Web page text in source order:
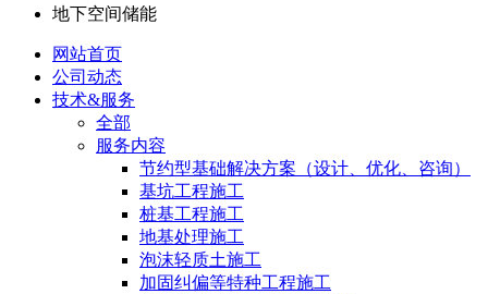
地下空间储能
网站首页
公司动态
技术&服务
全部
服务内容
节约型基础解决方案（设计、优化、咨询）
基坑工程施工
桩基工程施工
地基处理施工
泡沫轻质土施工
加固纠偏等特种工程施工